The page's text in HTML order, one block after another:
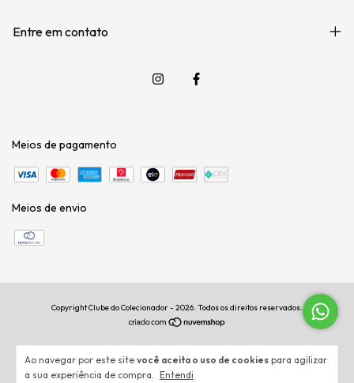
Ao navegar por este site você aceita o uso de cookies para agilizar
a sua experiência de compra. Entendi
Entre em contato
Meios de pagamento
Meios de envio
Copyright Clube do Colecionador - 2026. Todos os direitos reservados.